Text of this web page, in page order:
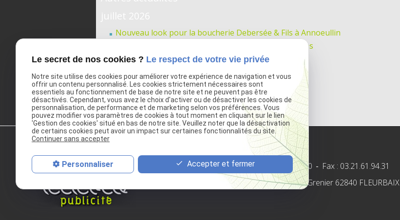
juillet 2026
Nouveau look pour la boucherie Debersée & Fils à Annoeullin
Enseigne lumineuse pour O'Scotland à Malo-les-Bains
Logo intérieur pour Roxane Nord à Lesquin
Enseigne lumineuse à Armentières pour le Gaïa
Nouveau propriétaire à Liesse-Notre-Dame !
Tel : 03 21 61 94 30 - Fax : 03.21.61.94.31
6, rue de la Chapelle Grenier 62840 FLEURBAIX
Le secret de nos cookies ? Le respect de votre vie privée
Notre site utilise des cookies pour améliorer votre expérience de navigation et vous
offrir un contenu personnalisé. Les cookies strictement nécessaires sont
essentiels au fonctionnement de base de notre site et ne peuvent pas être
désactivés. Cependant, vous avez le choix d'activer ou de désactiver les cookies de
personnalisation, de performance et de marketing selon vos préférences. Vous
pouvez modifier vos paramètres de cookies à tout moment en cliquant sur le lien
'Gestion des cookies' situé en bas de notre site. Veuillez noter que la désactivation
de certains cookies peut avoir un impact sur certaines fonctionnalités du site.
Continuer sans accepter
Personnaliser Accepter et fermer